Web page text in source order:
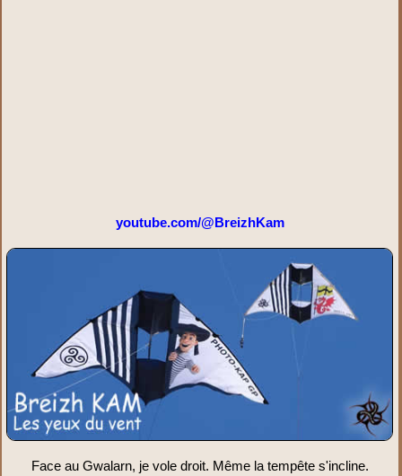
youtube.com/@BreizhKam
Face au Gwalarn, je vole droit. Même la tempête s'incline.